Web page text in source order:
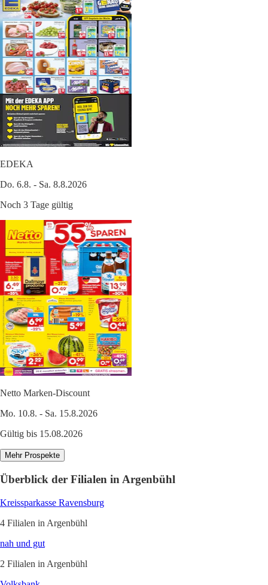
EDEKA
Do. 6.8. - Sa. 8.8.2026
Noch 3 Tage gültig
Netto Marken-Discount
Mo. 10.8. - Sa. 15.8.2026
Gültig bis 15.08.2026
Mehr Prospekte
Überblick der Filialen in Argenbühl
Kreissparkasse Ravensburg
4 Filialen in Argenbühl
nah und gut
2 Filialen in Argenbühl